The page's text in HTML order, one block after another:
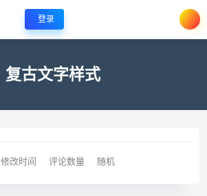
登录
复古文字样式
修改时间 评论数量 随机